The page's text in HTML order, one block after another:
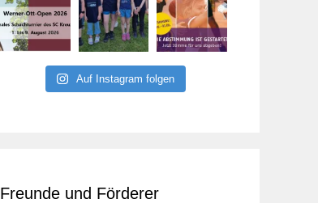
Auf Instagram folgen
Freunde und Förderer